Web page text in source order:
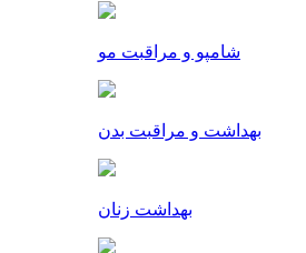
شامپو و مراقبت مو
بهداشت و مراقبت بدن
بهداشت زنان